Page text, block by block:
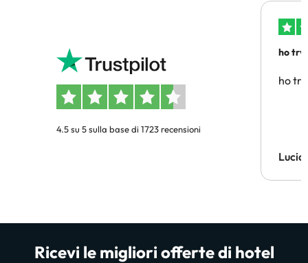
4.5 su 5 sulla base di 1723 recensioni
ho
ho
Lucia
Ricevi le migliori offerte di hotel